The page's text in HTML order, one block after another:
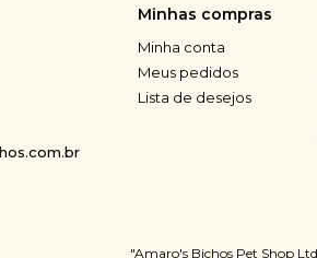
Minhas compras
Minha conta
Meus pedidos
Lista de desejos
"Amaro's Bichos Pet Shop